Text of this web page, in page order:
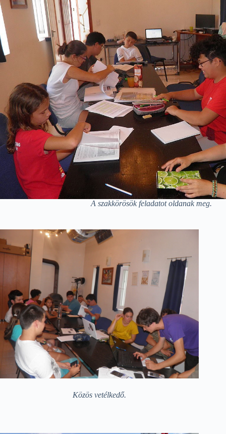
A szakkörösök feladatot oldanak meg.
Közös vetélkedő.